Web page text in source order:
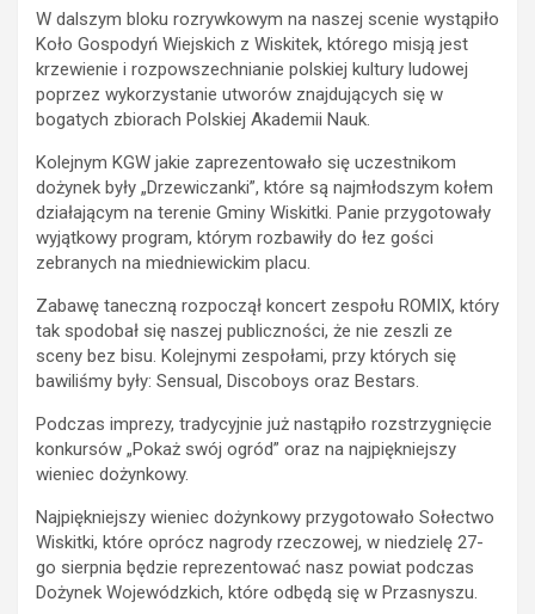
W dalszym bloku rozrywkowym na naszej scenie wystąpiło
Koło Gospodyń Wiejskich z Wiskitek, którego misją jest
krzewienie i rozpowszechnianie polskiej kultury ludowej
poprzez wykorzystanie utworów znajdujących się w
bogatych zbiorach Polskiej Akademii Nauk.
Kolejnym KGW jakie zaprezentowało się uczestnikom
dożynek były „Drzewiczanki”, które są najmłodszym kołem
działającym na terenie Gminy Wiskitki. Panie przygotowały
wyjątkowy program, którym rozbawiły do łez gości
zebranych na miedniewickim placu.
Zabawę taneczną rozpoczął koncert zespołu ROMIX, który
tak spodobał się naszej publiczności, że nie zeszli ze
sceny bez bisu. Kolejnymi zespołami, przy których się
bawiliśmy były: Sensual, Discoboys oraz Bestars.
Podczas imprezy, tradycyjnie już nastąpiło rozstrzygnięcie
konkursów „Pokaż swój ogród” oraz na najpiękniejszy
wieniec dożynkowy.
Najpiękniejszy wieniec dożynkowy przygotowało Sołectwo
Wiskitki, które oprócz nagrody rzeczowej, w niedzielę 27-
go sierpnia będzie reprezentować nasz powiat podczas
Dożynek Wojewódzkich, które odbędą się w Przasnyszu.